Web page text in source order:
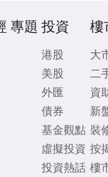
專題 投資
港股
美股
外匯
債券
基金觀點
虛擬投資
投資熱話
樓
大
二
資
新
裝
按
樓